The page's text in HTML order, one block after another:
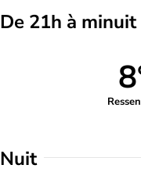
De 21h à minuit
Nuit